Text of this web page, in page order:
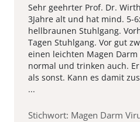
Sehr geehrter Prof. Dr.
3Jahre alt und hat mind. 5-
hellbraunen Stuhlgang.
Tagen Stuhlgang. Vor gut
einen leichten Magen
normal und trinken auch.
als sonst. Kann es damit
...
Stichwort: Magen Darm